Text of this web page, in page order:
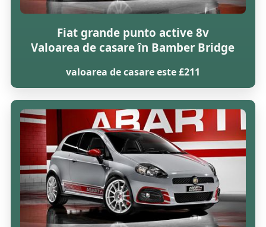
Fiat grande punto active 8v
Valoarea de casare în Bamber Bridge
valoarea de casare este £211